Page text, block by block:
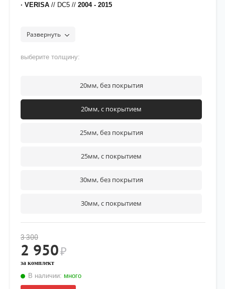
· VERISA // DC5 // 2004 - 2015
рекомендуется нанести фиксатор
Развернуть
выберите толщину:
20мм, без покрытия
20мм, с покрытием
25мм, без покрытия
25мм, с покрытием
30мм, без покрытия
30мм, с покрытием
3 300
2 950₽
за комплект
В наличии: много